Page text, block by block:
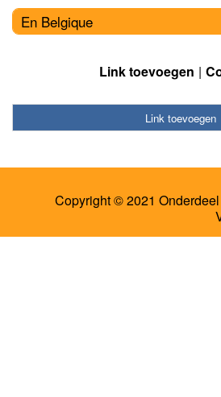
En Belgique
Link toevoegen
Link toevoegen
Copyright © 2021